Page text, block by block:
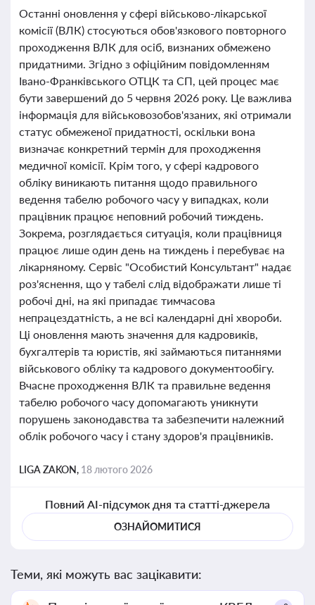
Останні оновлення у сфері військово-лікарської
комісії (ВЛК) стосуються обов'язкового повторного
проходження ВЛК для осіб, визнаних обмежено
придатними. Згідно з офіційним повідомленням
Івано-Франківського ОТЦК та СП, цей процес має
бути завершений до 5 червня 2026 року. Це важлива
інформація для військовозобов'язаних, які отримали
статус обмеженої придатності, оскільки вона
визначає конкретний термін для проходження
медичної комісії. Крім того, у сфері кадрового
обліку виникають питання щодо правильного
ведення табелю робочого часу у випадках, коли
працівник працює неповний робочий тиждень.
Зокрема, розглядається ситуація, коли працівниця
працює лише один день на тиждень і перебуває на
лікарняному. Сервіс "Особистий Консультант" надає
роз'яснення, що у табелі слід відображати лише ті
робочі дні, на які припадає тимчасова
непрацездатність, а не всі календарні дні хвороби.
Ці оновлення мають значення для кадровиків,
бухгалтерів та юристів, які займаються питаннями
військового обліку та кадрового документообігу.
Вчасне проходження ВЛК та правильне ведення
табелю робочого часу допомагають уникнути
порушень законодавства та забезпечити належний
облік робочого часу і стану здоров'я працівників.
LIGA ZAKON, 18 лютого 2026
Повний AI-підсумок дня та статті-джерела
ОЗНАЙОМИТИСЯ
Теми, які можуть вас зацікавити: